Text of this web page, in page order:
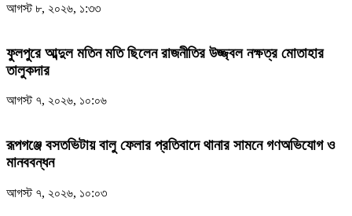
আগস্ট ৮, ২০২৬, ১:৩৩
ফুলপুরে আব্দুল মতিন মতি ছিলেন রাজনীতির উজ্জ্বল নক্ষত্র মোতাহার
তালুকদার
আগস্ট ৭, ২০২৬, ১০:০৬
রূপগঞ্জে বসতভিটায় বালু ফেলার প্রতিবাদে থানার সামনে গণঅভিযোগ ও
মানববন্ধন
আগস্ট ৭, ২০২৬, ১০:০৩